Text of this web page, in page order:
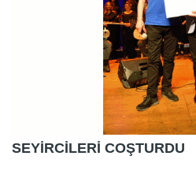
SEYİRCİLERİ COŞTURDU